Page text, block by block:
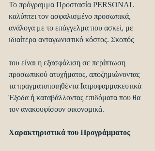
Το πρόγραμμα Προστασία PERSONAL
καλύπτει τον ασφαλισμένο προσωπικά,
ανάλογα με το επάγγελμα που ασκεί, με
ιδιαίτερα ανταγωνιστικό κόστος. Σκοπός
του είναι η εξασφάλιση σε περίπτωση
προσωπικού ατυχήματος, αποζημιώνοντας
τα πραγματοποιηθέντα Ιατροφαρμακευτικά
Έξοδα ή καταβάλλοντας επιδόματα που θα
τον ανακουφίσουν οικονομικά.
Χαρακτηριστικά του Προγράμματος